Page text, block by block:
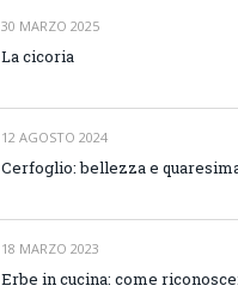
30 MARZO 2025
La cicoria
12 AGOSTO 2024
Cerfoglio: bellezza e
18 MARZO 2023
Erbe in cucina: come